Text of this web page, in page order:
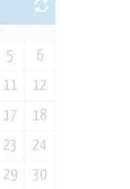
5
6
11
12
17
18
23
24
29
30